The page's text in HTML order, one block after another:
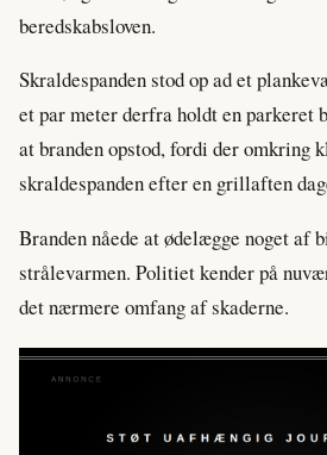
beredskabsloven.
Skraldespanden stod op ad et
et par meter derfra holdt en
at branden opstod, fordi der omkring
skraldespanden efter en grillaften
Branden nåede at ødelægge noget af
strålevarmen. Politiet kender på
det nærmere omfang af skaderne.